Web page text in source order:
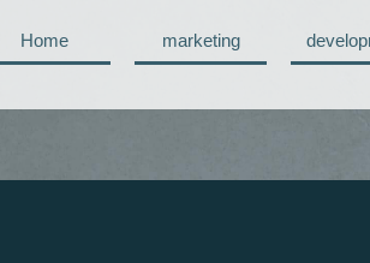
Home marketing